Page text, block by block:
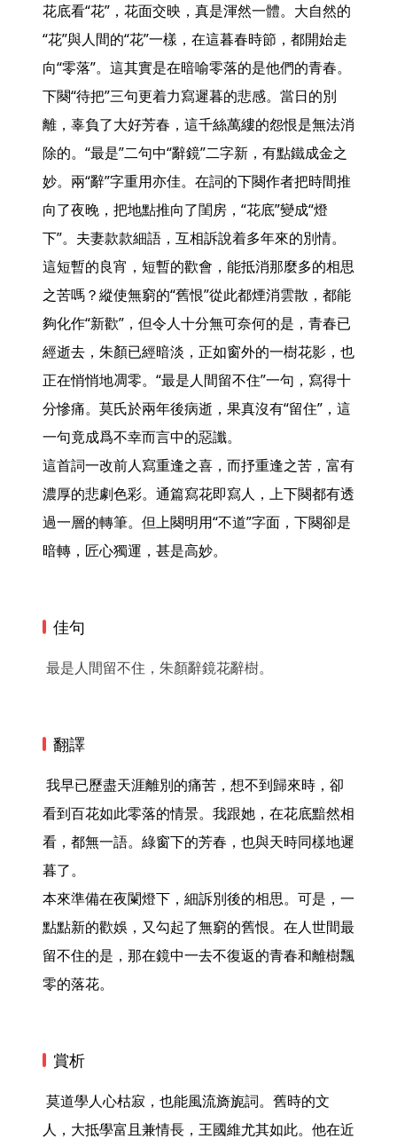
花底看“花”，花面交映，真是渾然一體。大自然的
“花”與人間的“花”一樣，在這暮春時節，都開始走
向“零落”。這其實是在暗喻零落的是他們的青春。
下闋“待把”三句更着力寫遲暮的悲感。當日的別
離，辜負了大好芳春，這千絲萬縷的怨恨是無法消
除的。“最是”二句中“辭鏡”二字新，有點鐵成金之
妙。兩“辭”字重用亦佳。在詞的下闋作者把時間推
向了夜晚，把地點推向了閨房，“花底”變成“燈
下”。夫妻款款細語，互相訴說着多年來的別情。
這短暫的良宵，短暫的歡會，能抵消那麼多的相思
之苦嗎？縱使無窮的“舊恨”從此都煙消雲散，都能
夠化作“新歡”，但令人十分無可奈何的是，青春已
經逝去，朱顏已經暗淡，正如窗外的一樹花影，也
正在悄悄地凋零。“最是人間留不住”一句，寫得十
分慘痛。莫氏於兩年後病逝，果真沒有“留住”，這
一句竟成爲不幸而言中的惡讖。
這首詞一改前人寫重逢之喜，而抒重逢之苦，富有
濃厚的悲劇色彩。通篇寫花即寫人，上下闋都有透
過一層的轉筆。但上闋明用“不道”字面，下闋卻是
暗轉，匠心獨運，甚是高妙。
佳句
最是人間留不住，朱顏辭鏡花辭樹。
翻譯
看到百花如此零落的情景。我跟她，在花底黯然相
看，都無一語。綠窗下的芳春，也與天時同樣地遲
暮了。
本來準備在夜闌燈下，細訴別後的相思。可是，一
點點新的歡娛，又勾起了無窮的舊恨。在人世間最
留不住的是，那在鏡中一去不復返的青春和離樹飄
零的落花。
賞析
人，大抵學富且兼情長，王國維尤其如此。他在近